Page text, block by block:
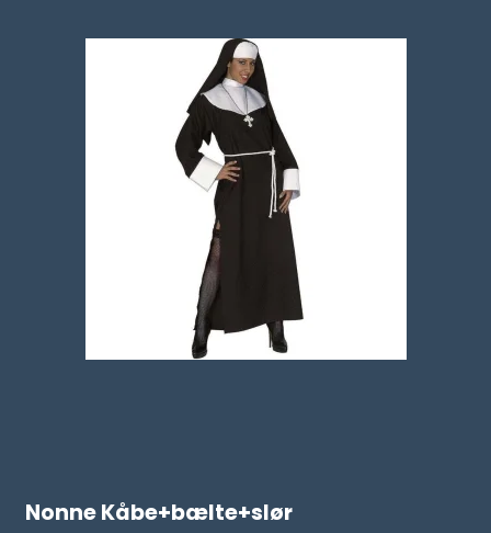
Nonne Kåbe+bælte+slør